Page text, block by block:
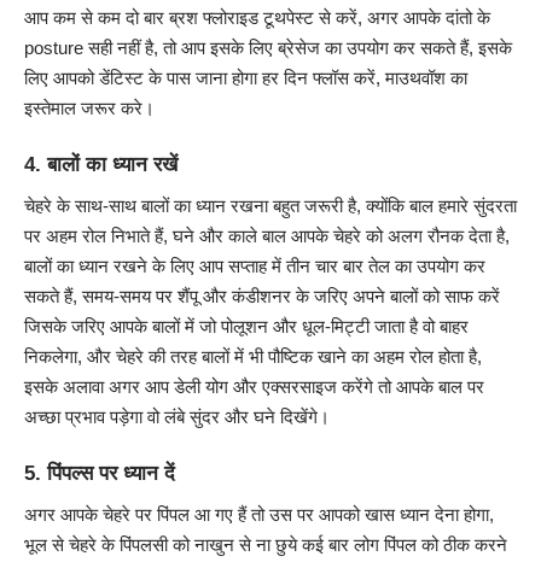
आप कम से कम दो बार ब्रश फ्लोराइड टूथपेस्ट से करें, अगर आपके दांतो के
posture सही नहीं है, तो आप इसके लिए ब्रेसेज का उपयोग कर सकते हैं, इसके
लिए आपको डेंटिस्ट के पास जाना होगा हर दिन फ्लॉस करें, माउथवॉश का
इस्तेमाल जरूर करे।
4. बालों का ध्यान रखें
चेहरे के साथ-साथ बालों का ध्यान रखना बहुत जरूरी है, क्योंकि बाल हमारे सुंदरता
पर अहम रोल निभाते हैं, घने और काले बाल आपके चेहरे को अलग रौनक देता है,
बालों का ध्यान रखने के लिए आप सप्ताह में तीन चार बार तेल का उपयोग कर
सकते हैं, समय-समय पर शैंपू और कंडीशनर के जरिए अपने बालों को साफ करें
जिसके जरिए आपके बालों में जो पोलूशन और धूल-मिट्टी जाता है वो बाहर
निकलेगा, और चेहरे की तरह बालों में भी पौष्टिक खाने का अहम रोल होता है,
इसके अलावा अगर आप डेली योग और एक्सरसाइज करेंगे तो आपके बाल पर
अच्छा प्रभाव पड़ेगा वो लंबे सुंदर और घने दिखेंगे।
5. पिंपल्स पर ध्यान दें
अगर आपके चेहरे पर पिंपल आ गए हैं तो उस पर आपको खास ध्यान देना होगा,
भूल से चेहरे के पिंपलसी को नाखुन से ना छुये कई बार लोग पिंपल को ठीक करने